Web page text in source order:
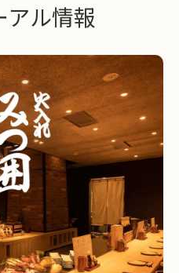
ル情報